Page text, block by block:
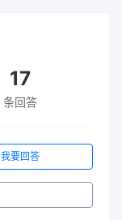
17
条回答
我要回答